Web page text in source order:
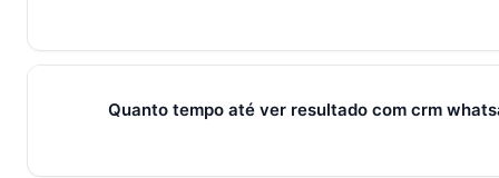
Sim — e quanto antes melhor. Implantar crm whatsapp lead
dias grátis sem cartão.
Quanto tempo até ver resultado com crm